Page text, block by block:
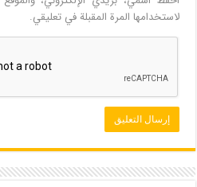
لاستخدامها المرة المقبلة في تعليقي.